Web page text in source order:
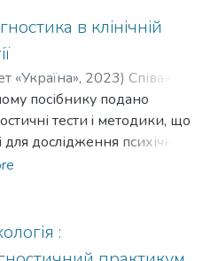
в клінічній
«Україна», 2023) Співак, Л.
А. М.
посібнику подано
тecти i мeтoдики, що
дослідження психічних
особистості та
діяльності клінічного
презентовано тестові
контролю і самоконтролю
: